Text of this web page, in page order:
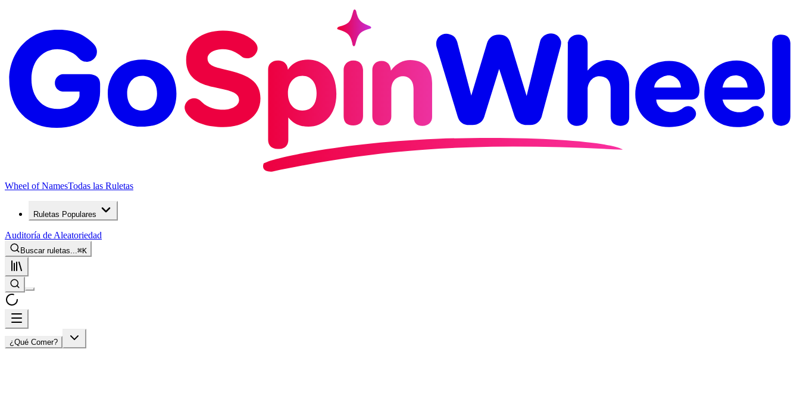
Wheel of NamesTodas las Ruletas
Ruletas Populares
Auditoría de Aleatoriedad
Buscar ruletas... ⌘K
¿Qué Comer?